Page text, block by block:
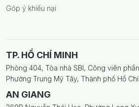
TP. HỒ CHÍ MINH
Phòng 404, Tòa nhà SBI, Công viên
Phường Trung Mỹ Tây, Thành phố Hồ
AN GIANG
Góp ý khiếu nại